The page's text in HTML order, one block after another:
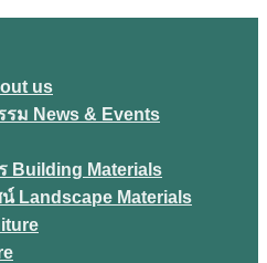
us
ม News & Events
Building Materials
Landscape Materials